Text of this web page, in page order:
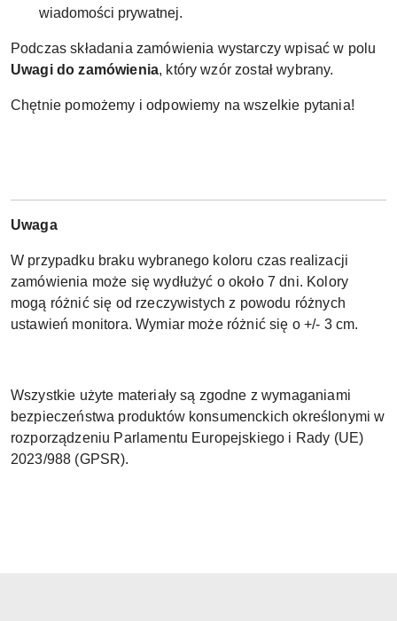
wiadomości prywatnej.
Podczas składania zamówienia wystarczy wpisać w polu
Uwagi do zamówienia, który wzór został wybrany.
Chętnie pomożemy i odpowiemy na wszelkie pytania!
Uwaga
W przypadku braku wybranego koloru czas realizacji
zamówienia może się wydłużyć o około 7 dni. Kolory
mogą różnić się od rzeczywistych z powodu różnych
ustawień monitora. Wymiar może różnić się o +/- 3 cm.
Wszystkie użyte materiały są zgodne z wymaganiami
bezpieczeństwa produktów konsumenckich określonymi w
rozporządzeniu Parlamentu Europejskiego i Rady (UE)
2023/988 (GPSR).